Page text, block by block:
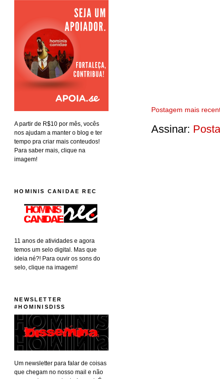
Postagem mais
Assinar:
A partir de R$10 por mês, vocês
nos ajudam a manter o blog e ter
tempo pra criar mais conteudos!
Para saber mais, clique na
imagem!
HOMINIS CANIDAE REC
11 anos de atividades e agora
temos um selo digital. Mas que
ideia né?! Para ouvir os sons do
selo, clique na imagem!
NEWSLETTER
#HOMINISDISS
Um newsletter para falar de coisas
que chegam no nosso mail e não